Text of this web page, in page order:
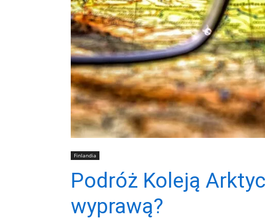
Finlandia
Podróż Koleją
wyprawą?